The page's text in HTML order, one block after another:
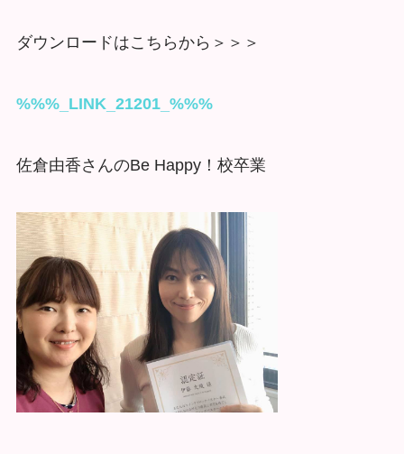
ダウンロードはこちらから＞＞＞
%%%_LINK_21201_%%%
佐倉由香さんのBe Happy！校卒業